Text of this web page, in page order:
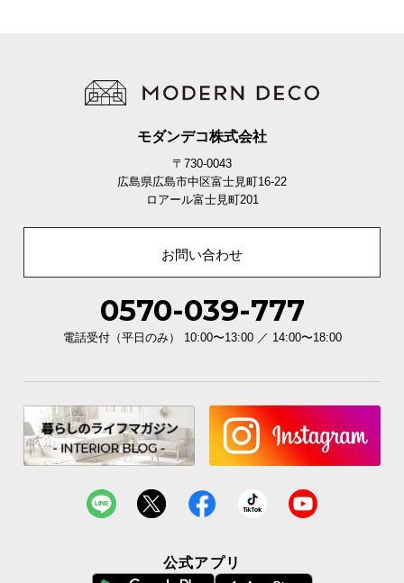
横幅 奥行き 高さ
スライドレールで開閉なめらか
しの開閉も、少しの力で簡単に行えます。
モダンデコ株式会社
〒730-0043
広島県広島市中区富士見町16-22
ロアール富士見町201
お問い合わせ
0570-039-777
電話受付（平日のみ） 10:00〜13:00 ／ 14:00〜18:00
公式アプリ